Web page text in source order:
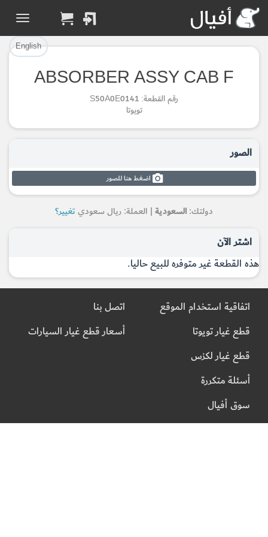
English
ABSORBER ASSY CAB F
رقم القطعة: S50A0E0141
تويوتا
الصور
اضغط هنا للصور
دولتك: السعودية | العملة: ريال سعوديتغيير؟
اشتر الآن
هذه القطعة غير متوفره للبيع حاليا.
تم إضافة القطعة بنجاح.
الرجوع لصفحة البحث
Part Successfully
Selected
Return to Search Page
تم إضافة القطعة للسلة بنجاح.
إتمام عملية الشراء
Part Added to Cart
Checkout
اتفاقية استخدام الموقع
قطع غيار تويوتا
قطع غيار لكزس
أسئلة متكررة
سوق أفيال
اتصل بنا
أسعار قطع غيار السيارات